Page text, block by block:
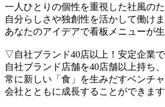
一人ひとりの個性を重視した社風の
自分らしさや独創性を活かして働けま
あなたのアイデアで看板メニューが
▽自社ブランド40店以上！安定企業
自社ブランド店舗を40店舗以上持ち、
常に新しい「食」を生みだすベンチャ
会社とともに成長することができま